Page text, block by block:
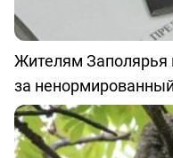
Жителям Заполярья
за